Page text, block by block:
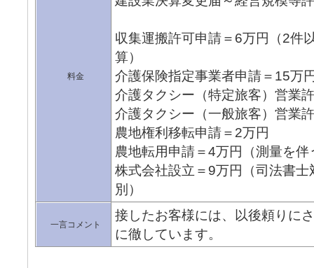
料金
収集運搬許可申請＝6万円（2件
算）
介護保険指定事業者申請＝15万
介護タクシー（特定旅客）営業
介護タクシー（一般旅客）営業
農地権利移転申請＝2万円
農地転用申請＝4万円（測量を
株式会社設立＝9万円（司法書
別）
一言コメント
接したお客様には、以後頼りに
に徹しています。